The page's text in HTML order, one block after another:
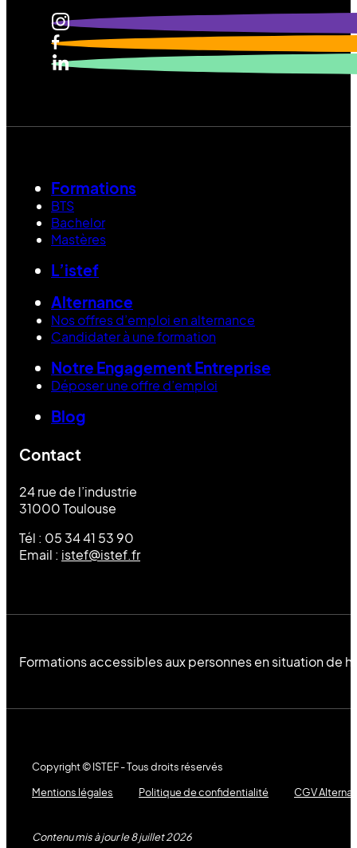
Formations
BTS
Bachelor
Mastères
L’istef
Alternance
Nos offres d’emploi en alternance
Candidater à une formation
Notre Engagement Entreprise
Déposer une offre d’emploi
Blog
Contact
24 rue de l’industrie
31000 Toulouse
Tél : 05 34 41 53 90
Email : istef@istef.fr
Formations accessibles aux personnes en situation de
Copyright © ISTEF - Tous droits réservés
Mentions légales
Politique de confidentialité CGV
Contenu mis à jour le 8 juillet 2026